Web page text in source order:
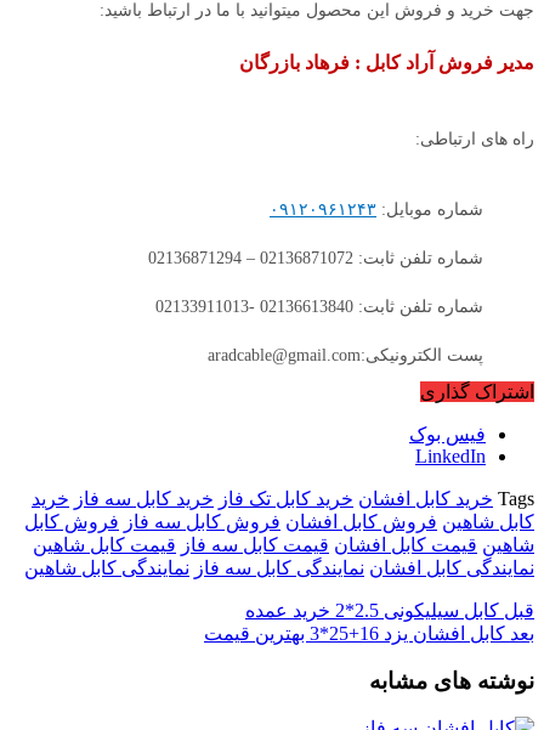
جهت خرید و فروش این محصول میتوانید با ما در ارتباط باشید:
مدیر فروش آراد کابل : فرهاد بازرگان
راه های ارتباطی:
شماره موبایل: ۰۹۱۲۰۹۶۱۲۴۳
شماره تلفن ثابت: 02136871072 – 02136871294
شماره تلفن ثابت: 02136613840 -02133911013
پست الکترونیکی:aradcable@gmail.com
اشتراک گذاری
فیس بوک
LinkedIn
Tags خرید کابل افشان خرید کابل تک فاز خرید کابل سه فاز خرید
کابل شاهین فروش کابل افشان فروش کابل سه فاز فروش کابل
شاهین قیمت کابل افشان قیمت کابل سه فاز قیمت کابل شاهین
نمایندگی کابل افشان نمایندگی کابل سه فاز نمایندگی کابل شاهین
قبل کابل سیلیکونی 2.5*2 خرید عمده
بعد کابل افشان یزد 16+25*3 بهترین قیمت
نوشته های مشابه